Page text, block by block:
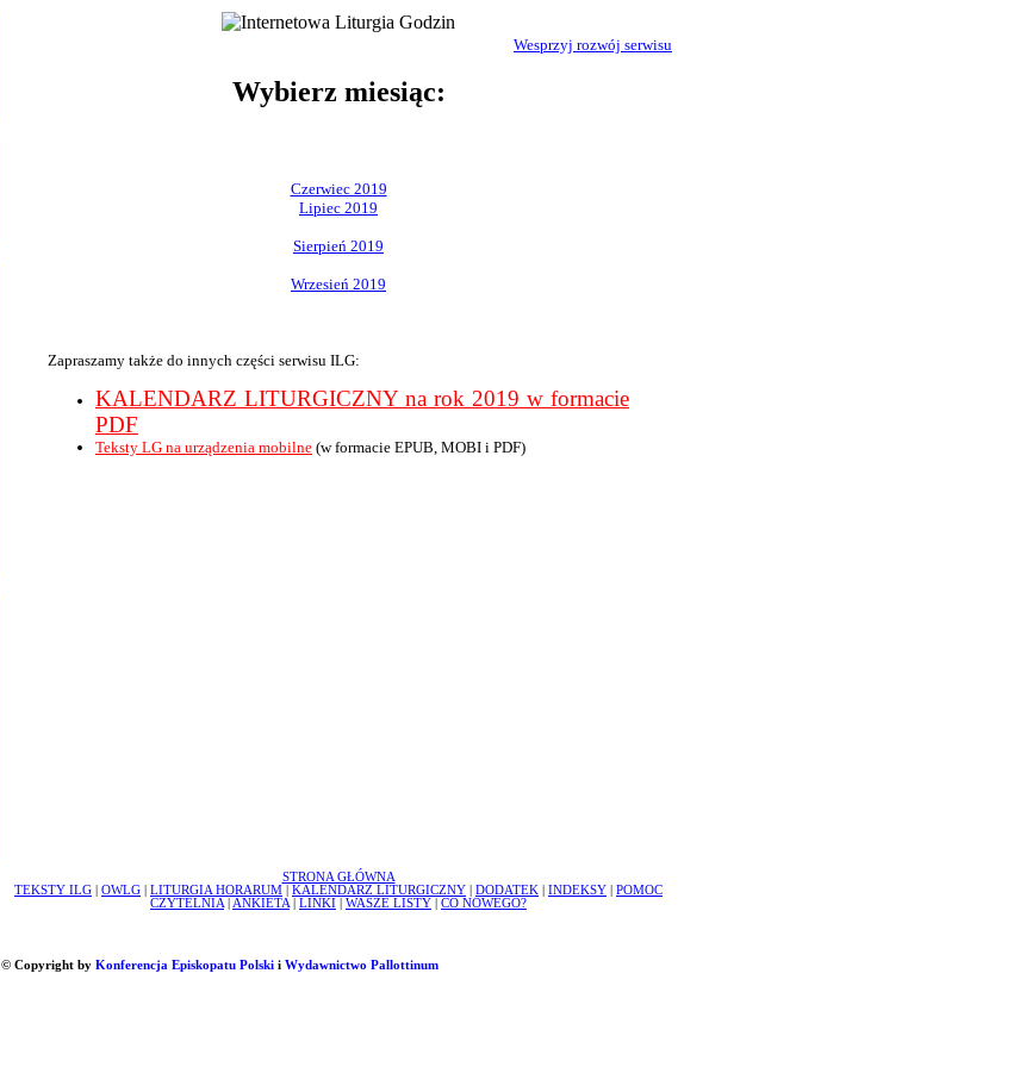
Wesprzyj rozwój serwisu
Wybierz miesiąc:
Czerwiec 2019
Lipiec 2019
Sierpień 2019
Wrzesień 2019
Zapraszamy także do innych części serwisu ILG:
KALENDARZ LITURGICZNY na rok 2019 w formacie
PDF
Teksty LG na urządzenia mobilne (w formacie EPUB, MOBI i PDF)
STRONA GŁÓWNA
TEKSTY ILG
OWLG LITURGIA HORARUM KALENDARZ LITURGICZNY DODATEK INDEKSY
POMOC
CZYTELNIA
ANKIETA LINKI WASZE LISTY CO NOWEGO?
© Copyright by Konferencja Episkopatu Polskii Wydawnictwo Pallottinum